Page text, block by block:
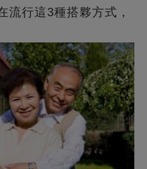
流行這3種搭夥方式，